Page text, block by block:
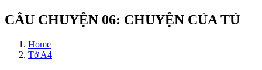
CÂU CHUYỆN 06: CHUYỆN CỦA TÚ
Home
Tờ A4